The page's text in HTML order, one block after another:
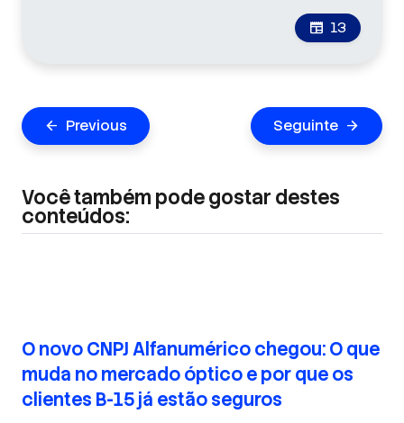
newspaper 13
Navegação
de
arrow_back Previous Seguinte arrow_forward
Você também pode gostar destes
conteúdos:
O novo CNPJ Alfanumérico chegou: O que
muda no mercado óptico e por que os
clientes B-15 já estão seguros